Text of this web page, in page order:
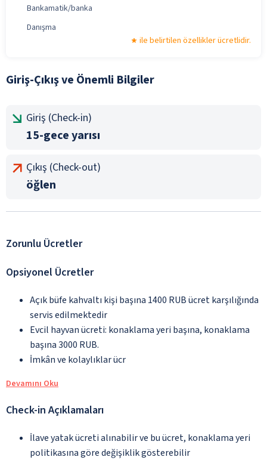
Bankamatik/banka
Danışma
ile belirtilen özellikler ücretlidir.
Giriş-Çıkış ve Önemli Bilgiler
Giriş (Check-in)
15-gece yarısı
Çıkış (Check-out)
öğlen
Zorunlu Ücretler
Opsiyonel Ücretler
Açık büfe kahvaltı kişi başına 1400 RUB ücret karşılığında
servis edilmektedir
Evcil hayvan ücreti: konaklama yeri başına, konaklama
başına 3000 RUB.
İmkân ve kolaylıklar ücr
Devamını Oku
Check-in Açıklamaları
İlave yatak ücreti alınabilir ve bu ücret, konaklama yeri
politikasına göre değişiklik gösterebilir